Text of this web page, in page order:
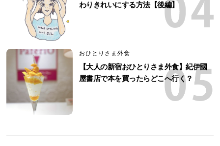
わりきれいにする方法【後編】
おひとりさま外食
【大人の新宿おひとりさま外食】紀伊國
屋書店で本を買ったらどこへ行く？